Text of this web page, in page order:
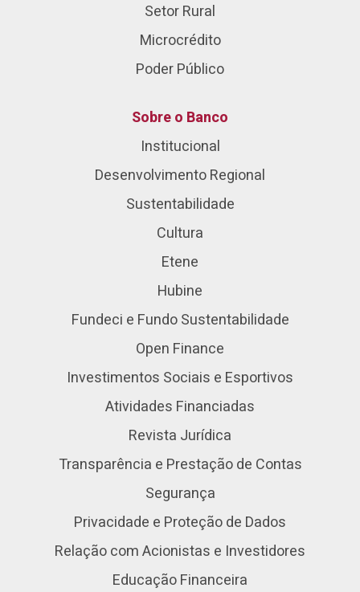
Setor Rural
Microcrédito
Poder Público
Sobre o Banco
Institucional
Desenvolvimento Regional
Sustentabilidade
Cultura
Etene
Hubine
Fundeci e Fundo Sustentabilidade
Open Finance
Investimentos Sociais e Esportivos
Atividades Financiadas
Revista Jurídica
Transparência e Prestação de Contas
Segurança
Privacidade e Proteção de Dados
Relação com Acionistas e Investidores
Educação Financeira